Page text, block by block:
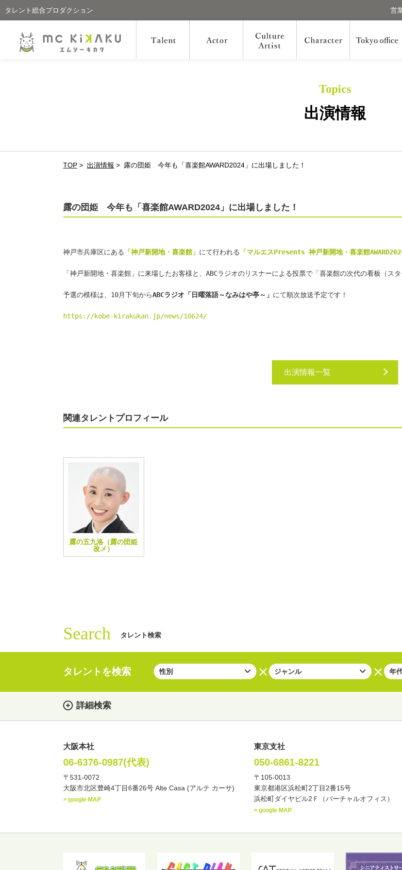
タレント総合プロダクション 営
Topics
出演情報
TOP > 出演情報 > 露の団姫 今年も「喜楽館AWARD2024」に出場しました！
露の団姫 今年も「喜楽館AWARD2024」に出場しました！
神戸市兵庫区にある 「神戸新開地・喜楽館」 にて行われる 「マルエスPresents 神戸新開地・喜楽館
「神戸新開地・喜楽館」に来場したお客様と、ABCラジオのリスナーによる投票で「喜楽館の次代の看板（ス
予選の模様は、10月下旬からABCラジオ「日曜落語～なみはや亭～」 にて順次放送予定です！
https://kobe-kirakukan.jp/news/10624/
出演情報一覧
関連タレントプロフィール
露の五九洛（露の団姫
改メ）
Search タレント検索
タレントを検索
詳細検索
・性別
・ジャンル お笑い・バラエティー
講談 モーションアクター
歳～ 歳
大阪本社
06-6376-0987(代表)
〒531-0072
大阪市北区豊崎4丁目6番26号 Alte Casa (アルテ カーサ)
> google MAP
東京支社
050-6861-8221
〒105-0013
東京都港区浜松町2丁目2番15号
浜松町ダイヤビル2Ｆ（バーチャルオフィス）
> google MAP